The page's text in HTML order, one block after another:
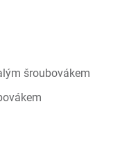
šroubovákem